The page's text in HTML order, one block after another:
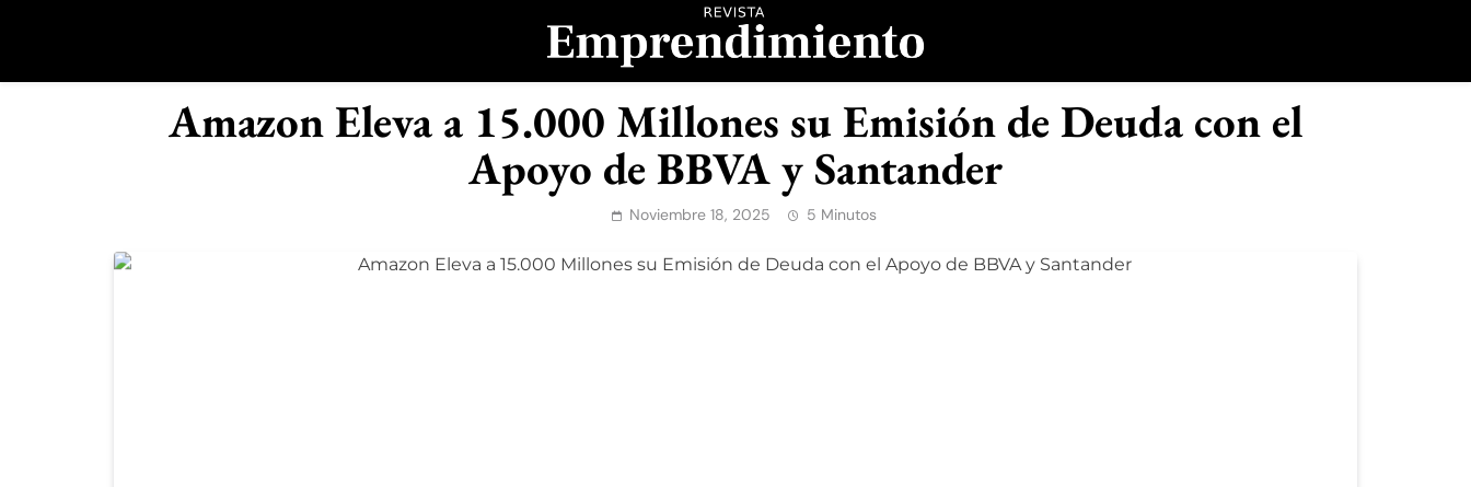
Revista Emprendimiento
Amazon Eleva a 15.000 Millones su Emisión de Deuda con el
Apoyo de BBVA y Santander
Noviembre 18, 2025 5 Minutos